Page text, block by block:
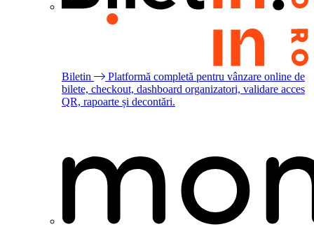
Biletin
Platformă completă pentru vânzare online de
bilete, checkout, dashboard organizatori, validare acces
QR, rapoarte și decontări.